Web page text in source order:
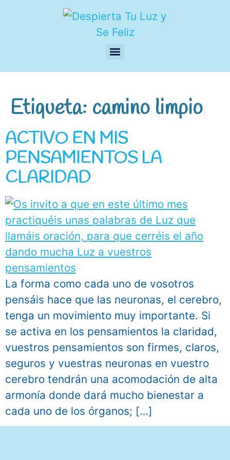
Etiqueta: camino limpio
ACTIVO EN MIS
PENSAMIENTOS LA
CLARIDAD
La forma como cada uno de vosotros
pensáis hace que las neuronas, el cerebro,
tenga un movimiento muy importante. Si
se activa en los pensamientos la claridad,
vuestros pensamientos son firmes, claros,
seguros y vuestras neuronas en vuestro
cerebro tendrán una acomodación de alta
armonía donde dará mucho bienestar a
cada uno de los órganos; […]